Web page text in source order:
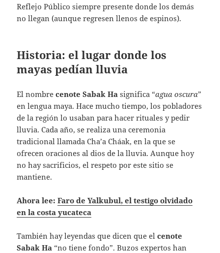
Reflejo Público siempre presente donde los demás
no llegan (aunque regresen llenos de espinos).
Historia: el lugar donde los
mayas pedían lluvia
El nombrecenote Sabak Ha significa “agua oscura”
en lengua maya. Hace mucho tiempo, los pobladores
de la región lo usaban para hacer rituales y pedir
lluvia. Cada año, se realiza una ceremonia
tradicional llamada Cha’a Cháak, en la que se
ofrecen oraciones al dios de la lluvia. Aunque hoy
no hay sacrificios, el respeto por este sitio se
mantiene.
Ahora lee:Faro de Yalkubul, el testigo olvidado
en la costa yucateca
También hay leyendas que dicen que elcenote
Sabak Ha “no tiene fondo”. Buzos expertos han